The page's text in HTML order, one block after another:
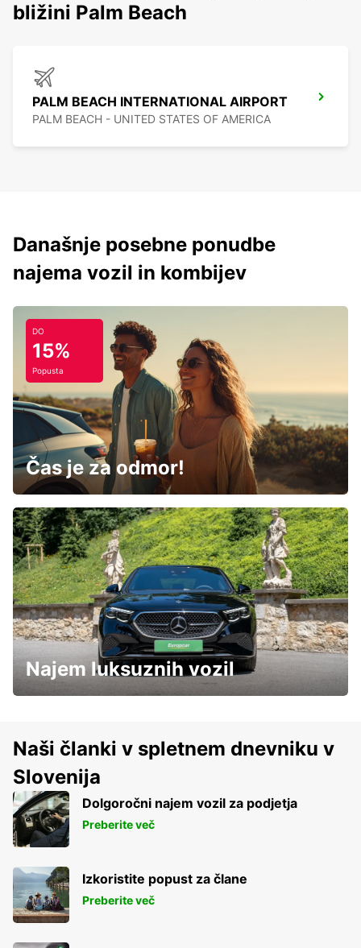
bližini Palm Beach
PALM BEACH INTERNATIONAL AIRPORT
PALM BEACH - UNITED STATES OF AMERICA
Današnje posebne ponudbe
najema vozil in kombijev
DO
15%
Popusta
Čas je za odmor!
Najem luksuznih vozil
Naši članki v spletnem dnevniku v
Slovenija
Dolgoročni najem vozil za podjetja
Preberite več
Izkoristite popust za člane
Preberite več